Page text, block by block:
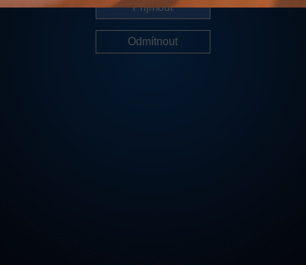
Přijmout
Odmítnout